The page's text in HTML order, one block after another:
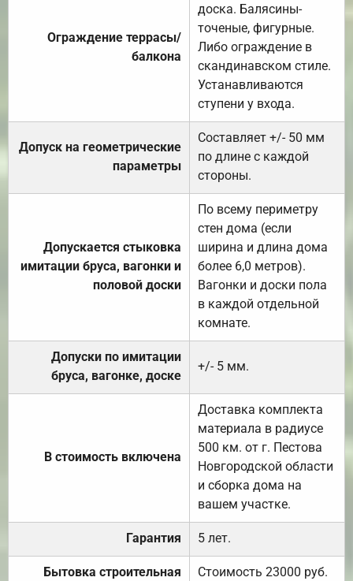
Ограждение террасы/
балкона
доска. Балясины-
точеные, фигурные.
Либо ограждение в
скандинавском стиле.
Устанавливаются
ступени у входа.
Допуск на геометрические
параметры
Составляет +/- 50 мм
по длине с каждой
стороны.
Допускается стыковка
имитации бруса, вагонки и
половой доски
По всему периметру
стен дома (если
ширина и длина дома
более 6,0 метров).
Вагонки и доски пола
в каждой отдельной
комнате.
Допуски по имитации
бруса, вагонке, доске
+/- 5 мм.
В стоимость включена
Доставка комплекта
материала в радиусе
500 км. от г. Пестова
Новгородской области
и сборка дома на
вашем участке.
Гарантия 5 лет.
Бытовка строительная Стоимость 23000 руб.